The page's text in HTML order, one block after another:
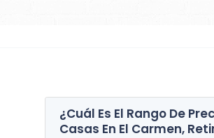
¿Cuál Es El Rango De
Casas En El Carmen,